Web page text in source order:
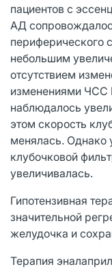
пациентов с
АД
периферического
небольшим
отсутствием
изменениями ЧСС
наблюдалось
этом скорость
менялась. Однако
клубочковой
увеличивалась.
Гипотензивная
значительной
желудочка и
Терапия